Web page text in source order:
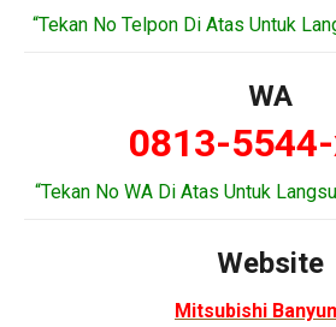
“Tekan No Telpon Di Atas Untuk
WA
0813-
“Tekan No WA Di Atas Untuk
Website
Mitsubishi